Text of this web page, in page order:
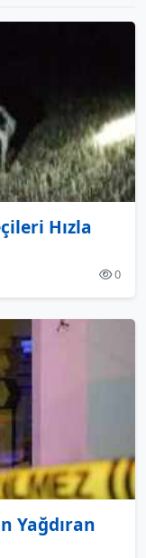
Hızla
0
Yağdıran